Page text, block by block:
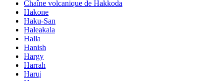
Chaîne volcanique de Hakkoda
Hakone
Haku-San
Haleakala
Halla
Hanish
Hargy
Harrah
Haruj